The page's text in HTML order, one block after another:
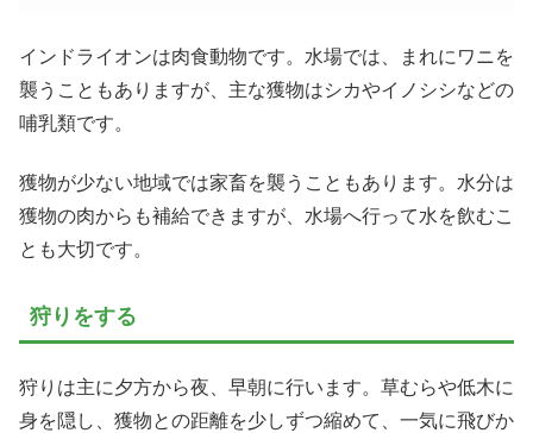
インドライオンは肉食動物です。水場では、まれにワニを
襲うこともありますが、主な獲物はシカやイノシシなどの
哺乳類です。
獲物が少ない地域では家畜を襲うこともあります。水分は
獲物の肉からも補給できますが、水場へ行って水を飲むこ
とも大切です。
狩りをする
狩りは主に夕方から夜、早朝に行います。草むらや低木に
身を隠し、獲物との距離を少しずつ縮めて、一気に飛びか